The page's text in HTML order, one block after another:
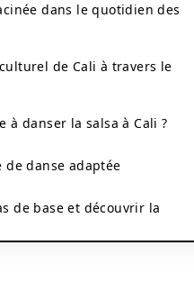
dans le quotidien des
de Cali à travers le
à danser la salsa à Cali ?
de danse adaptée
de base et découvrir la